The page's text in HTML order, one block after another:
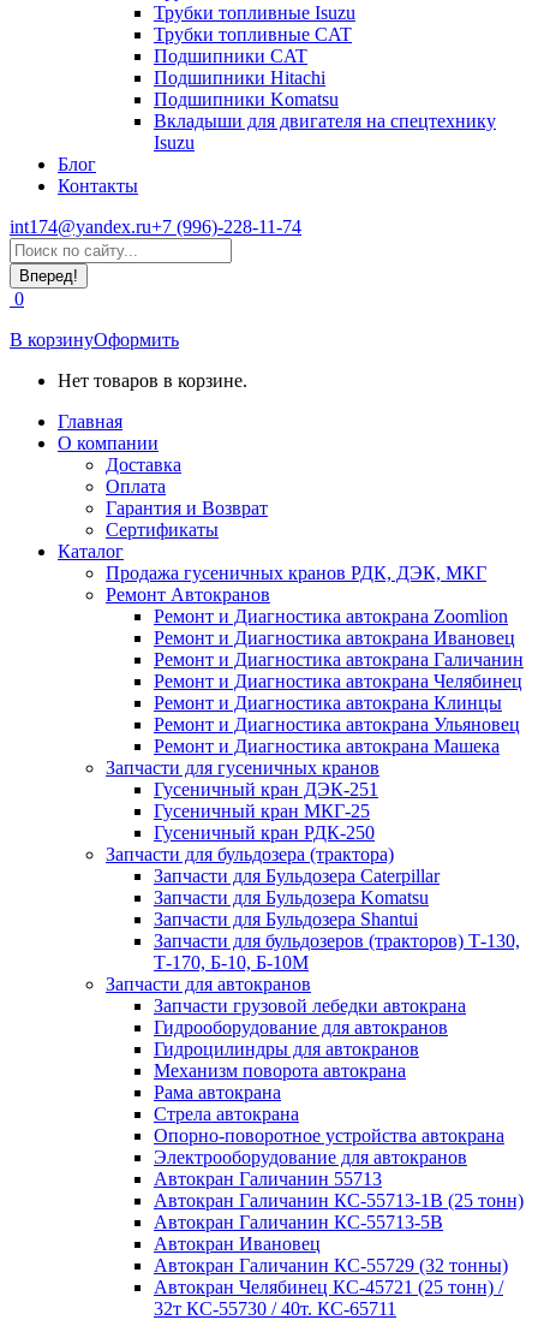
Трубки топливные Isuzu
Трубки топливные CAT
Подшипники CAT
Подшипники Hitachi
Подшипники Komatsu
Вкладыши для двигателя на спецтехнику
Isuzu
Блог
Контакты
int174@yandex.ru+7 (996)-228-11-74
Страница
WhatsApp
открывается
в
новом
окне
Поиск:
0
В корзинуОформить
Нет товаров в корзине.
Главная
О компании
Доставка
Оплата
Гарантия и Возврат
Сертификаты
Каталог
Продажа гусеничных кранов РДК, ДЭК, МКГ
Ремонт Автокранов
Ремонт и Диагностика автокрана Zoomlion
Ремонт и Диагностика автокрана Ивановец
Ремонт и Диагностика автокрана Галичанин
Ремонт и Диагностика автокрана Челябинец
Ремонт и Диагностика автокрана Клинцы
Ремонт и Диагностика автокрана Ульяновец
Ремонт и Диагностика автокрана Машека
Запчасти для гусеничных кранов
Гусеничный кран ДЭК-251
Гусеничный кран МКГ-25
Гусеничный кран РДК-250
Запчасти для бульдозера (трактора)
Запчасти для Бульдозера Caterpillar
Запчасти для Бульдозера Komatsu
Запчасти для Бульдозера Shantui
Запчасти для бульдозеров (тракторов) Т-130,
Т-170, Б-10, Б-10М
Запчасти для автокранов
Запчасти грузовой лебедки автокрана
Гидрооборудование для автокранов
Гидроцилиндры для автокранов
Механизм поворота автокрана
Рама автокрана
Стрела автокрана
Опорно-поворотное устройства автокрана
Электрооборудование для автокранов
Автокран Галичанин 55713
Автокран Галичанин КС-55713-1В (25 тонн)
Автокран Галичанин КС-55713-5В
Автокран Ивановец
Автокран Галичанин КС-55729 (32 тонны)
Автокран Челябинец КС-45721 (25 тонн) /
32т КС-55730 / 40т. КС-65711